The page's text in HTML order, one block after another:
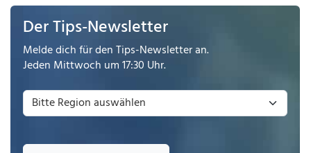
Der Tips-Newsletter
Melde dich für den Tips-Newsletter an.
Jeden Mittwoch um 17:30 Uhr.